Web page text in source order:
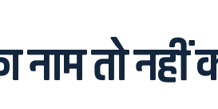
तो नहीं